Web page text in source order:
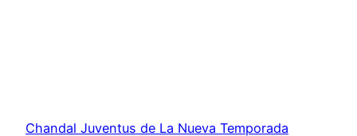
Chandal Juventus de La Nueva Temporada